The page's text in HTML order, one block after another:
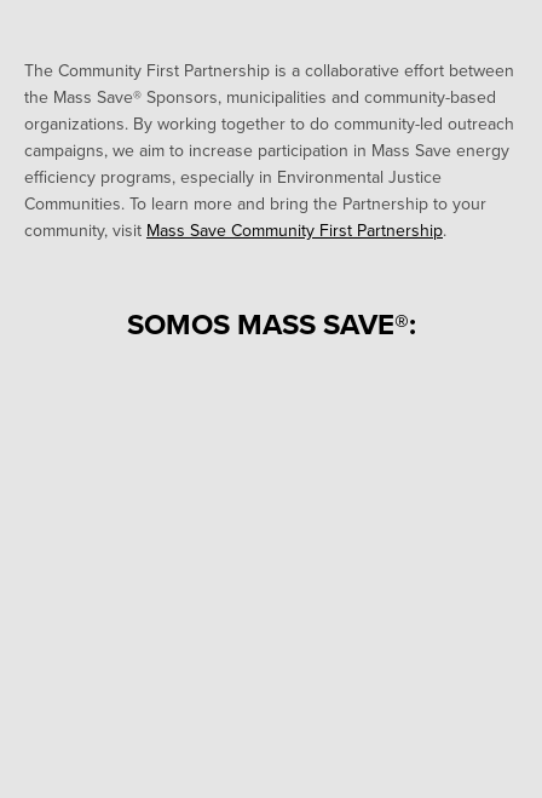
The Community First Partnership is a collaborative effort between
the Mass Save® Sponsors, municipalities and community-based
organizations. By working together to do community-led outreach
campaigns, we aim to increase participation in Mass Save energy
efficiency programs, especially in Environmental Justice
Communities. To learn more and bring the Partnership to your
community, visit Mass Save Community First Partnership.
SOMOS MASS SAVE®: